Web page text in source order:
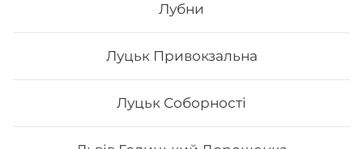
Лубни
Луцьк Привокзальна
Луцьк Соборності